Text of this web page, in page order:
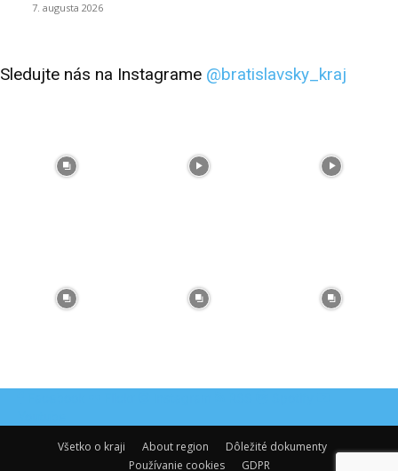
7. augusta 2026
Sledujte nás na Instagrame @bratislavsky_kraj
Všetko o kraji
About region
Dôležité dokumenty
Používanie cookies
GDPR